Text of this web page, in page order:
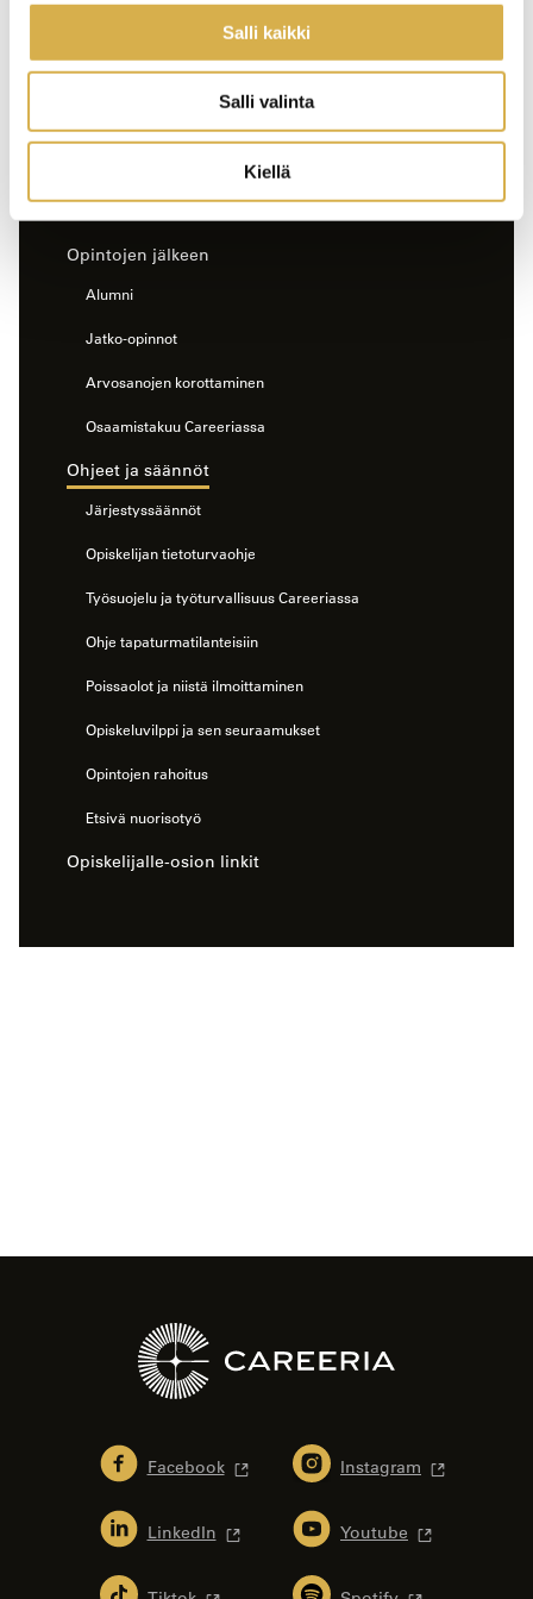
Salli kaikki
Salli valinta
Kiellä
Opiskelun ohessa
Opiskelijakunta ja tutortoiminta
Opintojen jälkeen
Alumni
Jatko-opinnot
Arvosanojen korottaminen
Osaamistakuu Careeriassa
Ohjeet ja säännöt
Järjestyssäännöt
Opiskelijan tietoturvaohje
Työsuojelu ja työturvallisuus Careeriassa
Ohje tapaturmatilanteisiin
Poissaolot ja niistä ilmoittaminen
Opiskeluvilppi ja sen seuraamukset
Opintojen rahoitus
Etsivä nuorisotyö
Opiskelijalle-osion linkit
Facebook Instagram
LinkedIn Youtube